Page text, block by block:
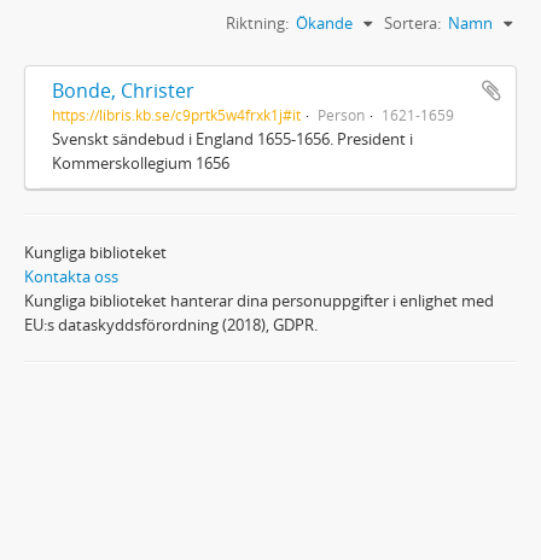
Sortera: Namn
Riktning: Ökande
Bonde, Christer
https://libris.kb.se/c9prtk5w4frxk1j#it Person 1621-1659
Svenskt sändebud i England 1655-1656. President i
Kommerskollegium 1656
Kungliga biblioteket
Kontakta oss
Kungliga biblioteket hanterar dina personuppgifter i enlighet med
EU:s dataskyddsförordning (2018), GDPR.